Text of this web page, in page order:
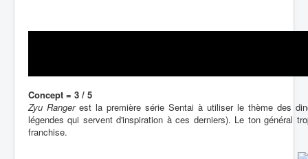
Concept = 3 / 5
Zyu Rangerest la première série Sentai à utiliser le thème des
légendes qui servent d'inspiration à ces derniers). Le ton général
franchise.